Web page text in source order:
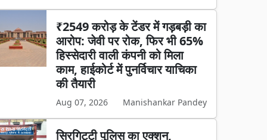
₹2549 करोड़ के टेंडर में गड़बड़ी का
आरोप: जेवी पर रोक, फिर भी 65%
हिस्सेदारी वाली कंपनी को मिला
काम, हाईकोर्ट में पुनर्विचार याचिका
की तैयारी
Aug 07, 2026 Manishankar Pandey
सिरगिट्टी पुलिस का एक्शन,